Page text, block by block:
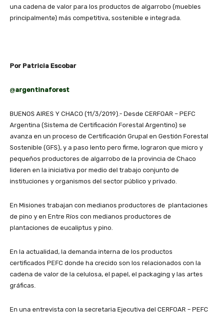
una cadena de valor para los productos de algarrobo (muebles
principalmente) más competitiva, sostenible e integrada.
Por Patricia Escobar
@argentinaforest
BUENOS AIRES Y CHACO (11/3/2019).- Desde CERFOAR – PEFC
Argentina (Sistema de Certificación Forestal Argentino) se
avanza en un proceso de Certificación Grupal en Gestión Forestal
Sostenible (GFS), y a paso lento pero firme, lograron que micro y
pequeños productores de algarrobo de la provincia de Chaco
lideren en la iniciativa por medio del trabajo conjunto de
instituciones y organismos del sector público y privado.
En Misiones trabajan con medianos productores de plantaciones
de pino y en Entre Ríos con medianos productores de
plantaciones de eucaliptus y pino.
En la actualidad, la demanda interna de los productos
certificados PEFC donde ha crecido son los relacionados con la
cadena de valor de la celulosa, el papel, el packaging y las artes
gráficas.
En una entrevista con la secretaria Ejecutiva del CERFOAR – PEFC